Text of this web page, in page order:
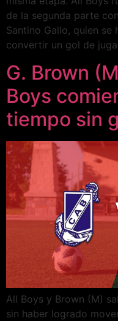
de la segunda parte
Santino Gallo, quien
convertir un gol de
G. Brown
Boys
tiempo sin
All Boys y Brown (M)
sin haber logrado